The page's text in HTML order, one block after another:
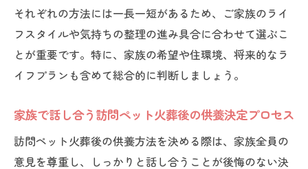
それぞれの方法には一長一短があるため、ご家族のライ
フスタイルや気持ちの整理の進み具合に合わせて選ぶこ
とが重要です。特に、家族の希望や住環境、将来的なラ
イフプランも含めて総合的に判断しましょう。
家族で話し合う訪問ペット火葬後の供養決定プロセス
訪問ペット火葬後の供養方法を決める際は、家族全員の
意見を尊重し、しっかりと話し合うことが後悔のない決